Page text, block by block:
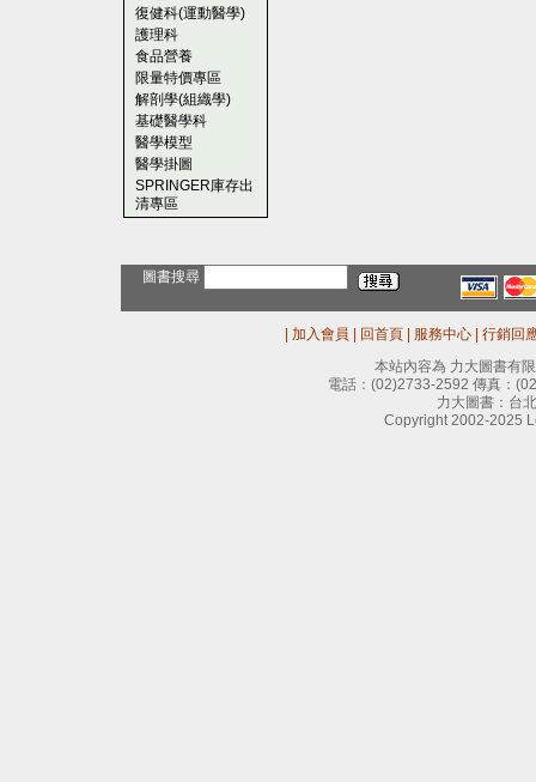
復健科(運動醫學)
護理科
食品營養
限量特價專區
解剖學(組織學)
基礎醫學科
醫學模型
醫學掛圖
SPRINGER庫存出
清專區
圖書搜尋
加入會員 回首頁 服務中心
行銷回
本站內容為 力大圖書有
電話： (02)2733-2592 傳真：
力大圖書：台
Copyright 2002-2025